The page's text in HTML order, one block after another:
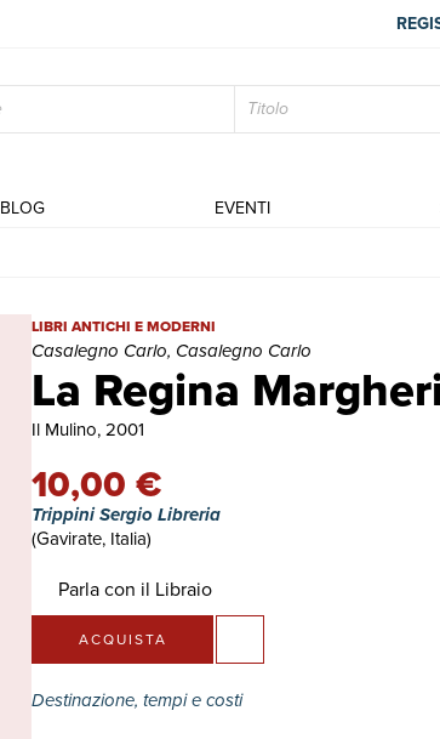
BLOG EVENTI
La Regina
La Regina Margherita | Libri antichi e moderni |
LIBRI ANTICHI E MODERNI
Casalegno Carlo, Casalegno Carlo
Il Mulino, 2001
10,00 €
Trippini Sergio Libreria
(Gavirate, Italia)
Parla con il Libraio
ACQUISTA
Destinazione, tempi e costi